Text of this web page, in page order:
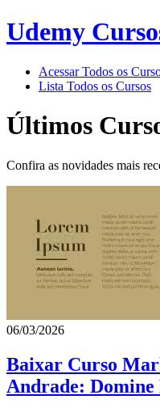
Udemy
Acessar Todos os
Lista Todos os Cursos
Últimos
Confira as novidades mais
06/03/2026
Baixar Curso
Andrade: Domine